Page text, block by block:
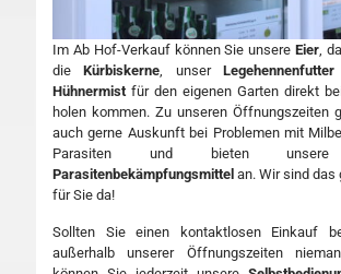
Im Ab Hof-Verkauf können Sie unsere Eier,
die Kürbiskerne, unser Legehennenfutter
Hühnermistfür den eigenen Garten direkt
holen kommen. Zu unseren Öffnungszeiten
auch gerne Auskunft bei Problemen mit
Parasiten und bieten
Parasitenbekämpfungsmittel an. Wir sind das
für Sie da!
Sollten Sie einen kontaktlosen Einkauf
außerhalb unserer Öffnungszeiten